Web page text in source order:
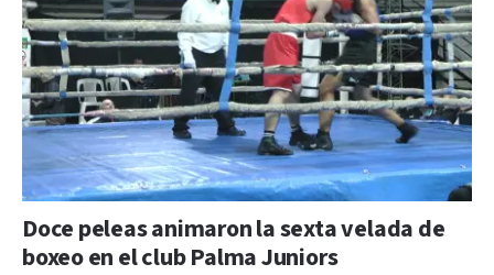
Doce peleas animaron la sexta velada de
boxeo en el club Palma Juniors